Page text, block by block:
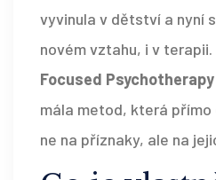
vyvinula v dětství a nyní
novém vztahu, i v terapii.
Focused
mála metod, která
ne na příznaky, ale na